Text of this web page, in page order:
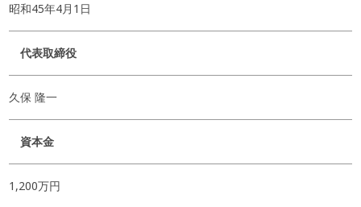
昭和45年4月1日
代表取締役
久保 隆一
資本金
1,200万円